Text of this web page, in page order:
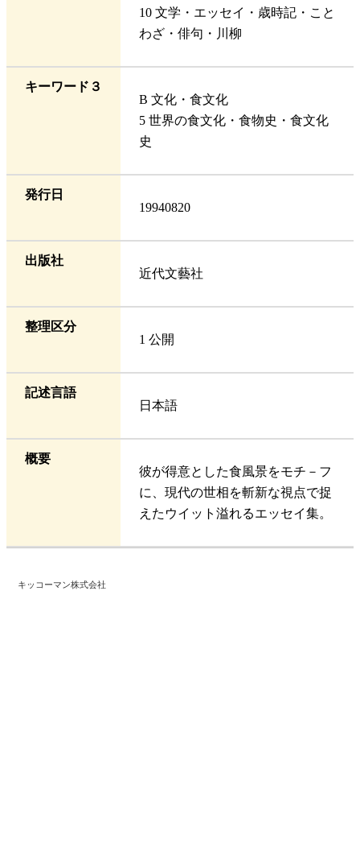
10 文学・エッセイ・歳時記・こと
わざ・俳句・川柳
キーワード３
B 文化・食文化
5 世界の食文化・食物史・食文化
史
発行日
19940820
出版社
近代文藝社
整理区分
1 公開
記述言語
日本語
概要
彼が得意とした食風景をモチ－フ
に、現代の世相を斬新な視点で捉
えたウイット溢れるエッセイ集。
キッコーマン株式会社